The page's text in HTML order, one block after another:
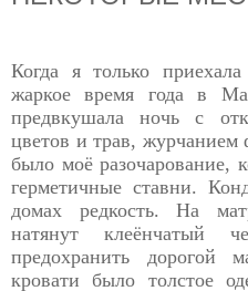
Когда я только
жаркое время года в
предвкушала ночь с
цветов и трав, журчанием
было моё разочарование,
герметичные ставни.
домах редкость. На
натянут клеёнчатый
предохранить дорогой
кровати было толстое